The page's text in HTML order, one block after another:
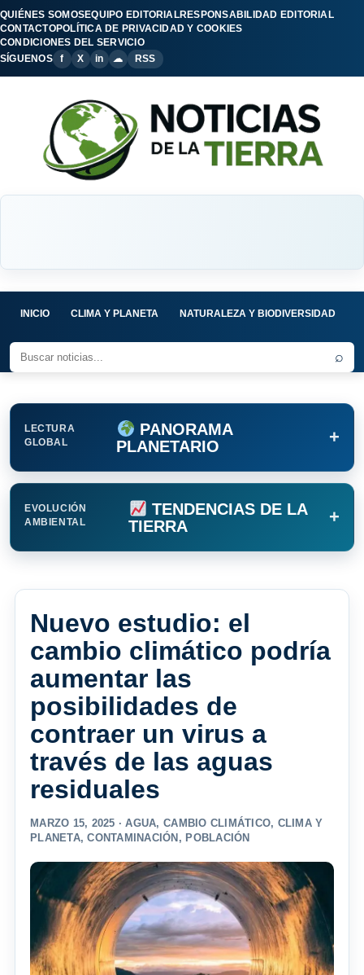
QUIÉNES SOMOSEQUIPO EDITORIALRESPONSABILIDAD EDITORIAL
CONTACTOPOLÍTICA DE PRIVACIDAD Y COOKIES
CONDICIONES DEL SERVICIO
SÍGUENOS
f X in ☁ RSS
INICIO CLIMA Y PLANETA NATURALEZA Y BIODIVERSIDAD
⌕
LECTURA
GLOBAL
PANORAMA
PLANETARIO
+
EVOLUCIÓN
AMBIENTAL
TENDENCIAS DE LA
TIERRA
+
Nuevo estudio: el
cambio climático podría
aumentar las
posibilidades de
contraer un virus a
través de las aguas
residuales
MARZO 15, 2025 ·AGUA, CAMBIO CLIMÁTICO, CLIMA Y
PLANETA,CONTAMINACIÓN , POBLACIÓN